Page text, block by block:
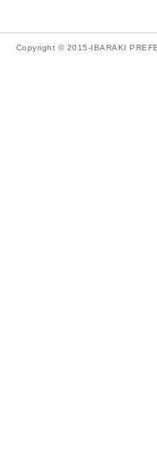
Copyright © 2015-IBARAKI